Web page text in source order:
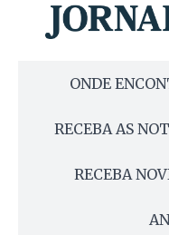
ONDE
RECEBA AS
RECEBA